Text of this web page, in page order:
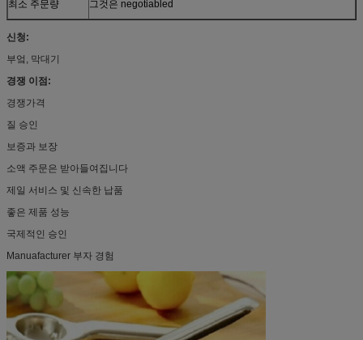
최소 주문량 그것은 negotiabled
신청:
부엌, 막대기
경쟁 이점:
경쟁가격
질 승인
보증과 보장
소액 주문은 받아들여집니다
제일 서비스 및 신속한 납품
좋은 제품 성능
국제적인 승인
Manuafacturer 부자 경험